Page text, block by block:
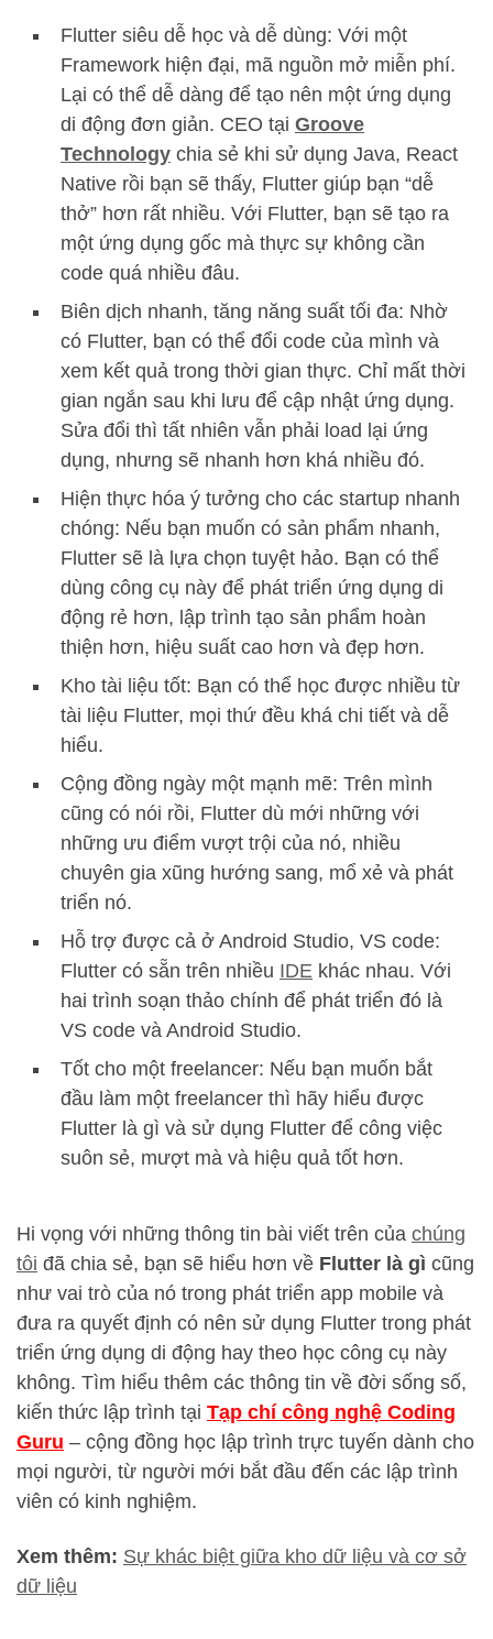
Flutter siêu dễ học và dễ dùng: Với một
Framework hiện đại, mã nguồn mở miễn phí.
Lại có thể dễ dàng để tạo nên một ứng dụng
di động đơn giản. CEO tại Groove
Technology chia sẻ khi sử dụng Java, React
Native rồi bạn sẽ thấy, Flutter giúp bạn “dễ
thở” hơn rất nhiều. Với Flutter, bạn sẽ tạo ra
một ứng dụng gốc mà thực sự không cần
code quá nhiều đâu.
Biên dịch nhanh, tăng năng suất tối đa: Nhờ
có Flutter, bạn có thể đổi code của mình và
xem kết quả trong thời gian thực. Chỉ mất thời
gian ngắn sau khi lưu để cập nhật ứng dụng.
Sửa đổi thì tất nhiên vẫn phải load lại ứng
dụng, nhưng sẽ nhanh hơn khá nhiều đó.
Hiện thực hóa ý tưởng cho các startup nhanh
chóng: Nếu bạn muốn có sản phẩm nhanh,
Flutter sẽ là lựa chọn tuyệt hảo. Bạn có thể
dùng công cụ này để phát triển ứng dụng di
động rẻ hơn, lập trình tạo sản phẩm hoàn
thiện hơn, hiệu suất cao hơn và đẹp hơn.
Kho tài liệu tốt: Bạn có thể học được nhiều từ
tài liệu Flutter, mọi thứ đều khá chi tiết và dễ
hiểu.
Cộng đồng ngày một mạnh mẽ: Trên mình
cũng có nói rồi, Flutter dù mới những với
những ưu điểm vượt trội của nó, nhiều
chuyên gia xũng hướng sang, mổ xẻ và phát
triển nó.
Hỗ trợ được cả ở Android Studio, VS code:
Flutter có sẵn trên nhiều IDE khác nhau. Với
hai trình soạn thảo chính để phát triển đó là
VS code và Android Studio.
Tốt cho một freelancer: Nếu bạn muốn bắt
đầu làm một freelancer thì hãy hiểu được
Flutter là gì và sử dụng Flutter để công việc
suôn sẻ, mượt mà và hiệu quả tốt hơn.
Hi vọng với những thông tin bài viết trên của chúng
tôi đã chia sẻ, bạn sẽ hiểu hơn về Flutter là gì cũng
như vai trò của nó trong phát triển app mobile và
đưa ra quyết định có nên sử dụng Flutter trong phát
triển ứng dụng di động hay theo học công cụ này
không. Tìm hiểu thêm các thông tin về đời sống số,
kiến thức lập trình tại Tạp chí công nghệ Coding
Guru – cộng đồng học lập trình trực tuyến dành cho
mọi người, từ người mới bắt đầu đến các lập trình
viên có kinh nghiệm.
Xem thêm: Sự khác biệt giữa kho dữ liệu và cơ sở
dữ liệu